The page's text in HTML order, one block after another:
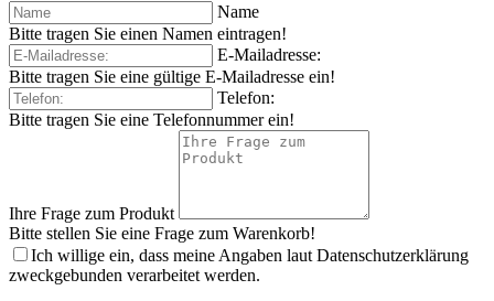
Name
Bitte tragen Sie einen Namen eintragen!
E-Mailadresse:
Bitte tragen Sie eine gültige E-Mailadresse ein!
Telefon:
Bitte tragen Sie eine Telefonnummer ein!
Ihre Frage zum Produkt
Bitte stellen Sie eine Frage zum Warenkorb!
Ich willige ein, dass meine Angaben laut Datenschutzerklärung
zweckgebunden verarbeitet werden.